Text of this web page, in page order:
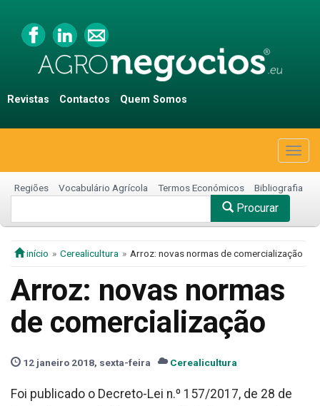
Revistas Contactos Quem Somos
Regiões Vocabulário Agrícola Termos Económicos Bibliografia
Procurar
início Cerealicultura Arroz: novas normas de comercialização
Arroz: novas normas
de comercialização
12 janeiro 2018, sexta-feira Cerealicultura
Foi publicado o Decreto-Lei n.º 157/2017, de 28 de